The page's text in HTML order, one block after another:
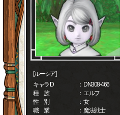
[ルーシア]
キャラID
： DN308-466
種 族
： エルフ
性 別
： 女
職 業
： 魔法戦士